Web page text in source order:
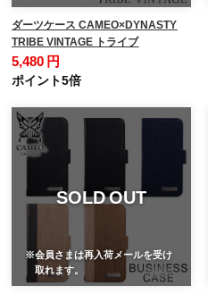
ダーツケース CAMEO×DYNASTY
TRIBE VINTAGE トライブ
5,480 円
ポイント5倍
SOLD OUT
※会員さまは再入荷メールを受け
取れます。